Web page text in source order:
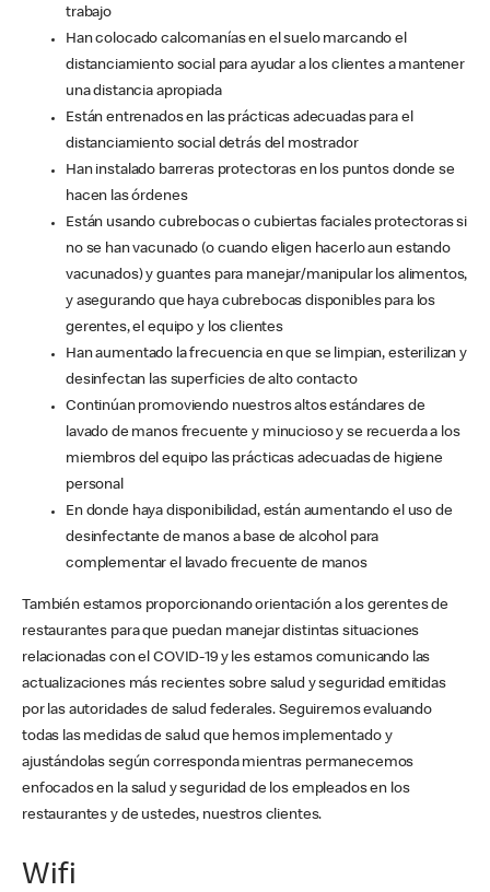
trabajo
Han colocado calcomanías en el suelo marcando el
distanciamiento social para ayudar a los clientes a mantener
una distancia apropiada
Están entrenados en las prácticas adecuadas para el
distanciamiento social detrás del mostrador
Han instalado barreras protectoras en los puntos donde se
hacen las órdenes
Están usando cubrebocas o cubiertas faciales protectoras si
no se han vacunado (o cuando eligen hacerlo aun estando
vacunados) y guantes para manejar/manipular los alimentos,
y asegurando que haya cubrebocas disponibles para los
gerentes, el equipo y los clientes
Han aumentado la frecuencia en que se limpian, esterilizan y
desinfectan las superficies de alto contacto
Continúan promoviendo nuestros altos estándares de
lavado de manos frecuente y minucioso y se recuerda a los
miembros del equipo las prácticas adecuadas de higiene
personal
En donde haya disponibilidad, están aumentando el uso de
desinfectante de manos a base de alcohol para
complementar el lavado frecuente de manos
También estamos proporcionando orientación a los gerentes de
restaurantes para que puedan manejar distintas situaciones
relacionadas con el COVID-19 y les estamos comunicando las
actualizaciones más recientes sobre salud y seguridad emitidas
por las autoridades de salud federales. Seguiremos evaluando
todas las medidas de salud que hemos implementado y
ajustándolas según corresponda mientras permanecemos
enfocados en la salud y seguridad de los empleados en los
restaurantes y de ustedes, nuestros clientes.
Wifi